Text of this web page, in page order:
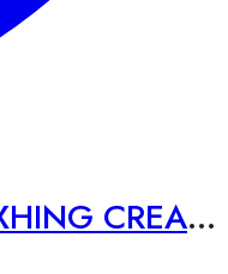
SIGNATURE NOURIXHING CREAM #MICROBIOME – 50ml